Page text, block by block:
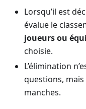
Lorsqu’il est
évalue le
joueurs ou
choisie.
L’élimination
questions,
manches.